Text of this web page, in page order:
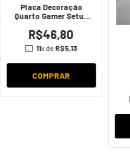
Placa Decoração
Quarto Gamer Setup
R$46,80
11x de R$5,13
COMPRAR